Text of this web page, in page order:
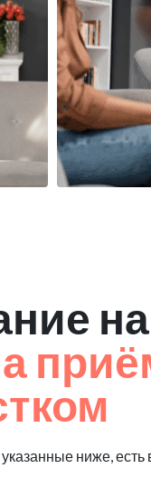
на
ниже, есть